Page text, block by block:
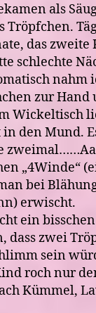
als
Tröpfchen.
das zweite
schlechte
nahm
zur
Wickeltisch
den Mund.
„4Winde“
bei
erwischt.
ein
dass zwei
sein
roch nur
Kümmel,